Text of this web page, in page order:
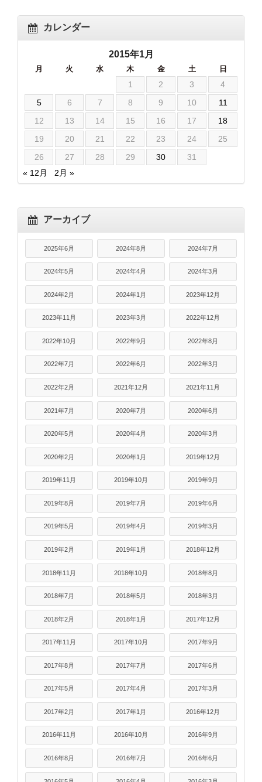
カレンダー
2015年1月
月 火 水 木 金 土 日
1 2 3
4
5
6 7 8 9 10
11
12
13 14 15 16 17
18
19
20 21 22 23 24
25
26
27 28 29 30
31
« 12月
2月 »
アーカイブ
2025年6月 2024年8月 2024年7月
2024年5月 2024年4月 2024年3月
2024年2月 2024年1月 2023年12月
2023年11月 2023年3月 2022年12月
2022年10月 2022年9月 2022年8月
2022年7月 2022年6月 2022年3月
2022年2月 2021年12月 2021年11月
2021年7月 2020年7月 2020年6月
2020年5月 2020年4月 2020年3月
2020年2月 2020年1月 2019年12月
2019年11月 2019年10月 2019年9月
2019年8月 2019年7月 2019年6月
2019年5月 2019年4月 2019年3月
2019年2月 2019年1月 2018年12月
2018年11月 2018年10月 2018年8月
2018年7月 2018年5月 2018年3月
2018年2月 2018年1月 2017年12月
2017年11月 2017年10月 2017年9月
2017年8月 2017年7月 2017年6月
2017年5月 2017年4月 2017年3月
2017年2月 2017年1月 2016年12月
2016年11月 2016年10月 2016年9月
2016年8月 2016年7月 2016年6月